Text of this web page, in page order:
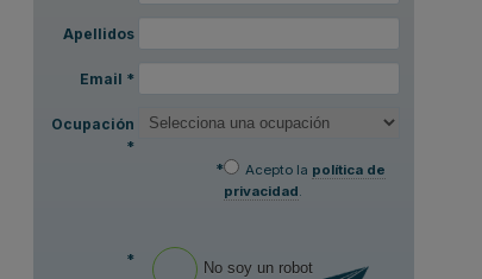
Apellidos
Email *
Ocupación
*
*
Acepto la política de
privacidad.
* No soy un robot